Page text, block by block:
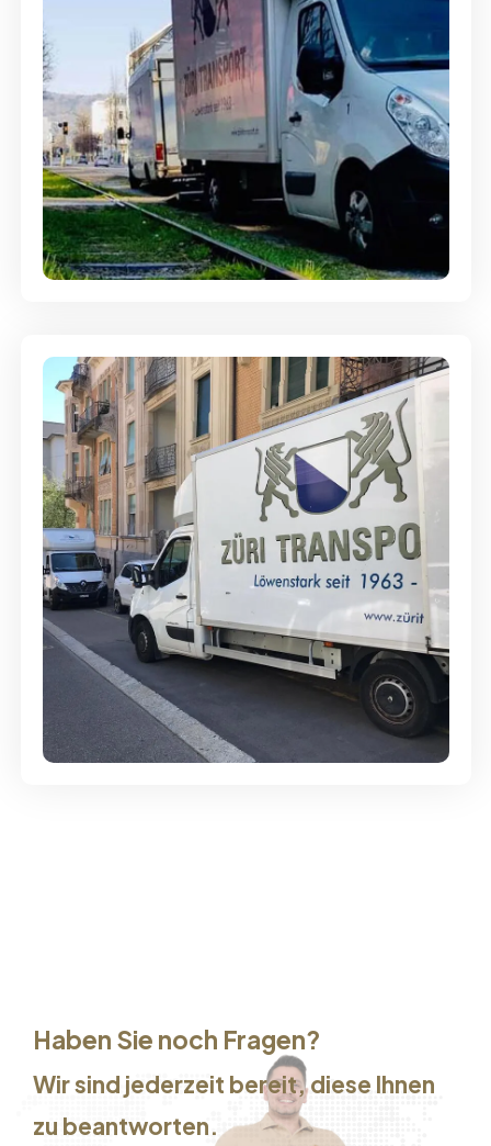
Ein- und Auspackservice
Günstige Umzüge - Hervorragender
Service
Haben Sie noch Fragen?
Wir sind jederzeit bereit, diese Ihnen
zu beantworten.